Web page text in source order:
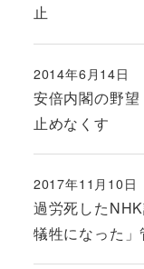
止
安倍内閣の野
止めなくす
投稿日
2014年6月14日
過労死した
犠牲になった
投稿日
2017年11月10日